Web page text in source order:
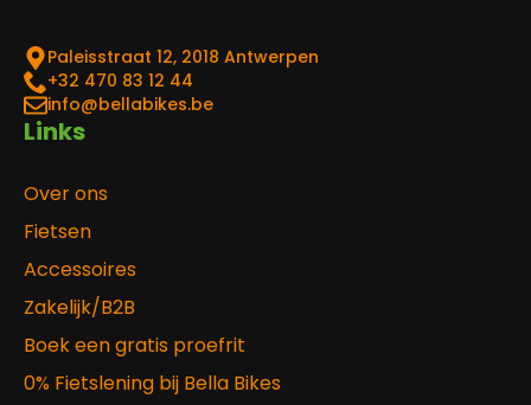
Paleisstraat 12, 2018 Antwerpen
‎+32 470 83 12 44
info@bellabikes.be
Links
Over ons
Fietsen
Accessoires
Zakelijk/B2B
Boek een gratis proefrit
0% Fietslening bij Bella Bikes